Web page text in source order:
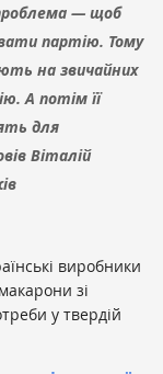
— щоб
партію. Тому
на звичайних
А потім її
для
Віталій
виробники
зі
у твердій